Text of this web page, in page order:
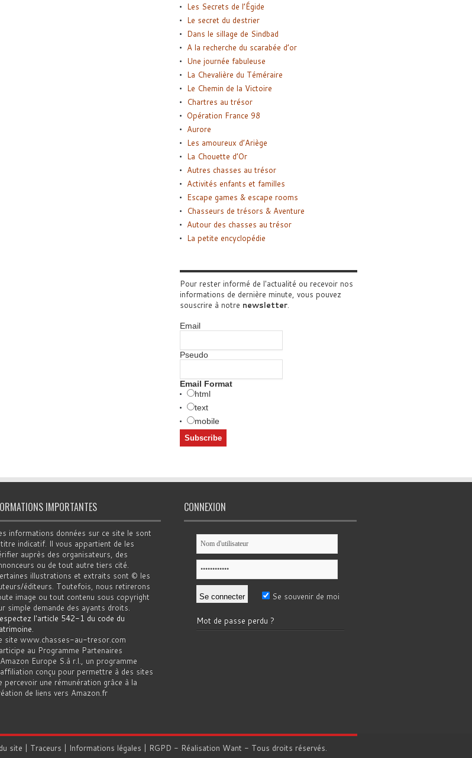
Les Secrets de l’Égide
Le secret du destrier
Dans le sillage de Sindbad
A la recherche du scarabée d’or
Une journée fabuleuse
La Chevalière du Téméraire
Le Chemin de la Victoire
Chartres au trésor
Opération France 98
Aurore
Les amoureux d’Ariège
La Chouette d’Or
Autres chasses au trésor
Activités enfants et familles
Escape games & escape rooms
Chasseurs de trésors & Aventure
Autour des chasses au trésor
La petite encyclopédie
Pour rester informé de l'actualité ou recevoir nos
informations de dernière minute, vous pouvez
souscrire à notre newsletter.
Email
Pseudo
Email Format
html
text
mobile
IMPORTANTES
informations données sur ce site le sont
indicatif. Il vous appartient de les
auprès des organisateurs, des
ou de tout autre tiers cité.
illustrations et extraits sont © les
éditeurs. Toutefois, nous retirerons
image ou tout contenu sous copyright
simple demande des ayants droits.
l'article 542-1 du code du
.
site www.chasses-au-tresor.com
au Programme Partenaires
Europe S.à r.l., un programme
conçu pour permettre à des sites
percevoir une rémunération grâce à la
de liens vers Amazon.fr
CONNEXION
Se souvenir de moi
Mot de passe perdu ?
site | Traceurs | Informations légales | RGPD - Réalisation Want - Tous droits réservés.